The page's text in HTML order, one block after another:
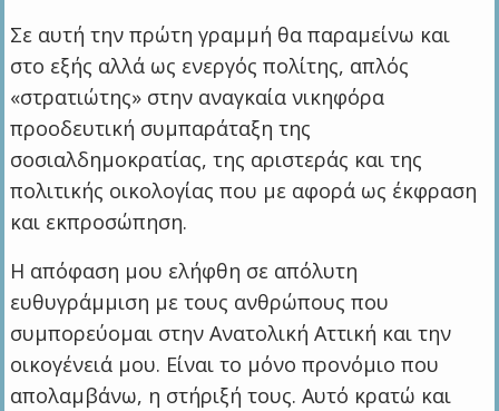
Σε αυτή την πρώτη γραμμή θα παραμείνω και
στο εξής αλλά ως ενεργός πολίτης, απλός
«στρατιώτης» στην αναγκαία νικηφόρα
προοδευτική συμπαράταξη της
σοσιαλδημοκρατίας, της αριστεράς και της
πολιτικής οικολογίας που με αφορά ως έκφραση
και εκπροσώπηση.
Η απόφαση μου ελήφθη σε απόλυτη
ευθυγράμμιση με τους ανθρώπους που
συμπορεύομαι στην Ανατολική Αττική και την
οικογένειά μου. Είναι το μόνο προνόμιο που
απολαμβάνω, η στήριξή τους. Αυτό κρατώ και